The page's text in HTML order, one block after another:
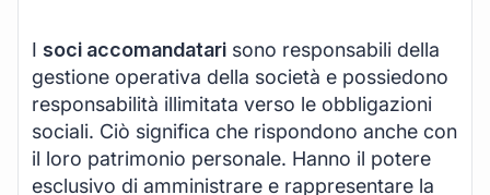
I soci accomandatari sono responsabili della
gestione operativa della società e possiedono
responsabilità illimitata verso le obbligazioni
sociali. Ciò significa che rispondono anche con
il loro patrimonio personale. Hanno il potere
esclusivo di amministrare e rappresentare la